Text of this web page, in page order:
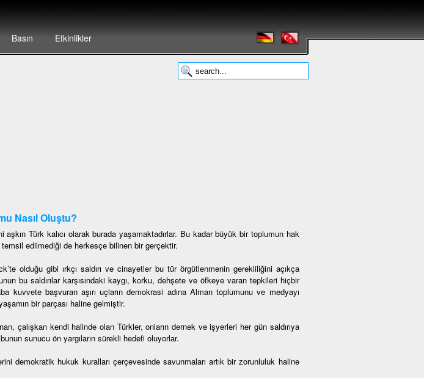
Basın Etkinlikler
Nasıl Oluştu?
Türk kalıcı olarak burada yaşamaktadırlar. Bu kadar büyük bir toplumun hak
temsil edilmediği de herkesçe bilinen bir gerçektir.
olduğu gibi ırkçı saldırı ve cinayetler bu tür örgütlenmenin gerekliliğini açıkça
bu saldırılar karşısındaki kaygı, korku, dehşete ve öfkeye varan tepkileri hiçbir
kuvvete başvuran aşırı uçların demokrasi adına Alman toplumunu ve medyayı
bir parçası haline gelmiştir.
çalışkan kendi halinde olan Türkler, onların dernek ve işyerleri her gün saldırıya
sunucu ön yargıların sürekli hedefi oluyorlar.
demokratik hukuk kuralları çerçevesinde savunmaları artık bir zorunluluk haline